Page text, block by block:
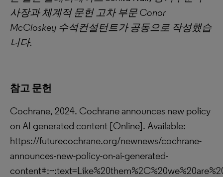
사장과 체계적 문헌 고차 부문 Conor
McCloskey 수석컨설턴트가 공동으로 작성했습
니다.
참고 문헌
Cochrane, 2024. Cochrane announces new policy
on AI generated content [Online]. Available:
https://futurecochrane.org/newnews/cochrane-
announces-new-policy-on-ai-generated-